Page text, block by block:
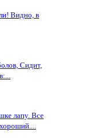
Видно, в
Сидит,
лапу. Все